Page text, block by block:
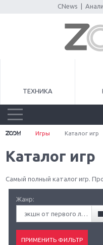
CNews
ТЕХНИКА
Игры Каталог игр
Каталог игр
Самый полный каталог игр.
Жанр:
экшн от первого лица (FPA)